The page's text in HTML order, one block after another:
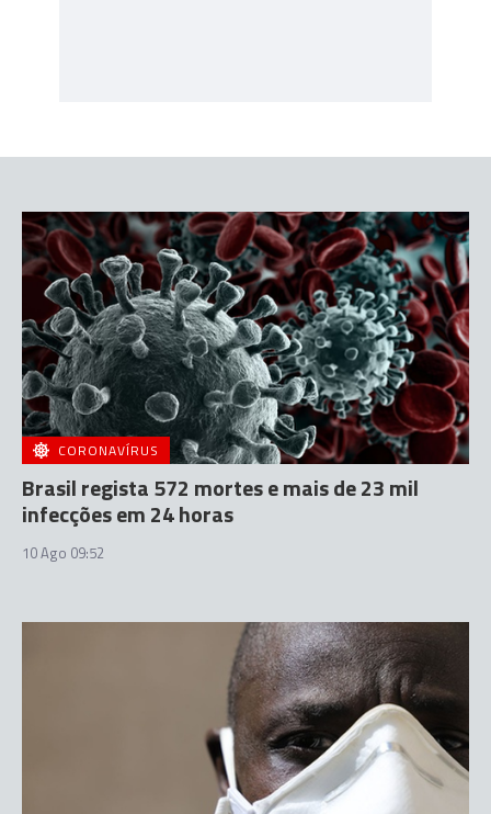
CORONAVÍRUS
Brasil regista 572 mortes e mais de 23 mil
infecções em 24 horas
10 Ago 09:52